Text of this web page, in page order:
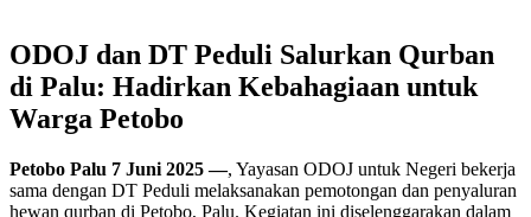
ODOJ dan DT Peduli Salurkan Qurban
di Palu: Hadirkan Kebahagiaan untuk
Warga Petobo
Petobo Palu 7 Juni 2025 —, Yayasan ODOJ untuk Negeri bekerja
sama dengan DT Peduli melaksanakan pemotongan dan penyaluran
hewan qurban di Petobo, Palu. Kegiatan ini diselenggarakan dalam